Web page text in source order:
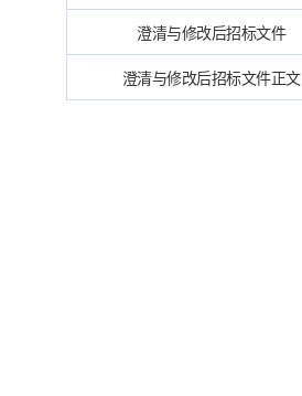
澄清与修改后招标文件
澄清与修改后招标文件正文